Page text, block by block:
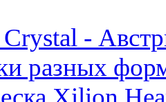
-
разных